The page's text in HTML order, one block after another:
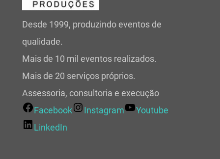
Desde 1999, produzindo eventos de
qualidade.
Mais de 10 mil eventos realizados.
Mais de 20 serviços próprios.
Assessoria, consultoria e execução
Facebook
Instagram
Youtube
LinkedIn